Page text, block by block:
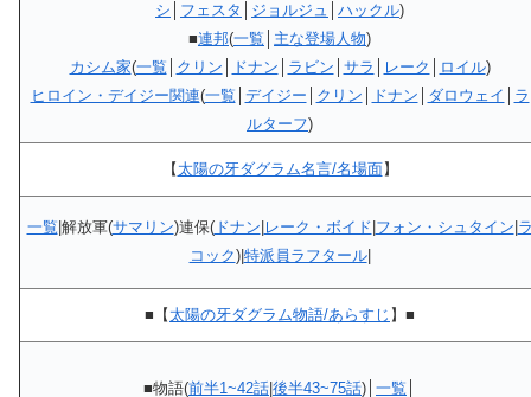
シ
フェスタ ジョルジュ ハックル)
■連邦(一覧 主な登場人物)
カシム家(一覧 クリン ドナン ラビン サラ レーク ロイル)
ヒロイン・デイジー関連(一覧 デイジー クリン ドナン ダロウェイ
ラ
ルターフ)
【太陽の牙ダグラム名言/名場面】
一覧 |解放軍(サマリン)連保(ドナン レーク・ボイド フォン・シュタイン
コック)| 特派員ラフタール|
■【太陽の牙ダグラム物語/あらすじ 】■
■物語(前半1~42話 後半43~75話)│ 一覧